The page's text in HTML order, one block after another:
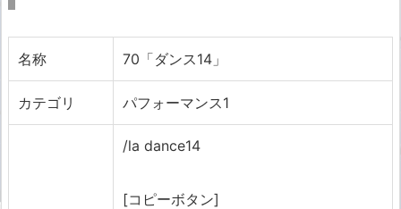
名称 70「ダンス14」
カテゴリ パフォーマンス1
/la dance14
[コピーボタン]